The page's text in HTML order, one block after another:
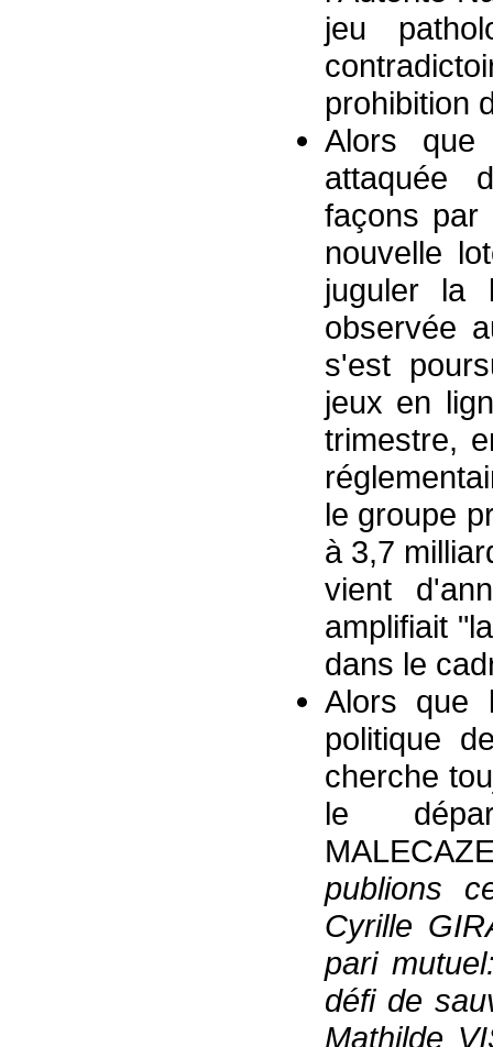
jeu
prohibition
Alors
attaquée
façons par
nouvelle
juguler la
observée
s'est
jeux en
trimestre,
le groupe
à 3,7
vient
amplifiait
dans le
Alors que
politique
cherche
le
publions
Cyrille
pari
défi de
Mathilde